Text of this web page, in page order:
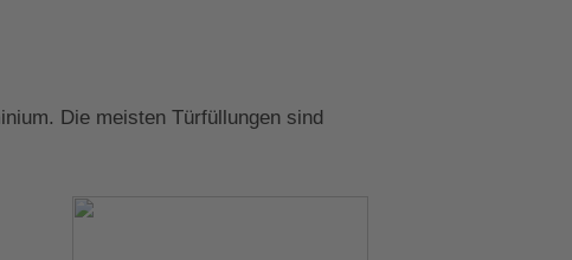
Die meisten Türfüllungen sind